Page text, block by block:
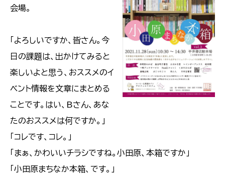
会場。
「よろしいですか、皆さん。今
日の課題は、出かけてみると
楽しいよと思う、おススメのイ
ベント情報を文章にまとめる
ことです。はい、Bさん、あな
たのおススメは何ですか。」
「コレです、コレ。」
「まぁ、かわいいチラシですね。小田原、本箱ですか」
「小田原まちなか本箱、です。」